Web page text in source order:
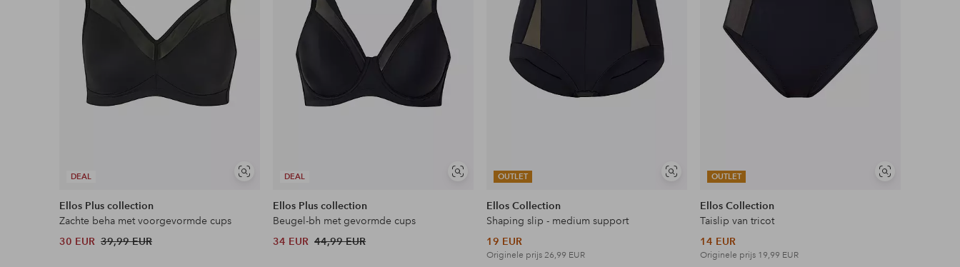
DEAL
Soortgelijke
Ellos Plus collection
Zachte beha met voorgevormde cups
30 EUR 39,99 EUR
DEAL
Soortgelijke
Ellos Plus collection
Beugel-bh met gevormde cups
34 EUR 44,99 EUR
OUTLET
Soortgelijke
Ellos Collection
Shaping slip - medium support
19 EUR
Originele prijs26,99 EUR
OUTLET
Soortgelijke
Ellos Collection
Taislip van tricot
14 EUR
Originele prijs 19,99 EUR